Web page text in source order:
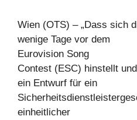
Wien (OTS) – „Dass sich
wenige Tage vor dem
Eurovision Song
Contest (ESC) hinstellt
ein Entwurf für ein
einheitlicher